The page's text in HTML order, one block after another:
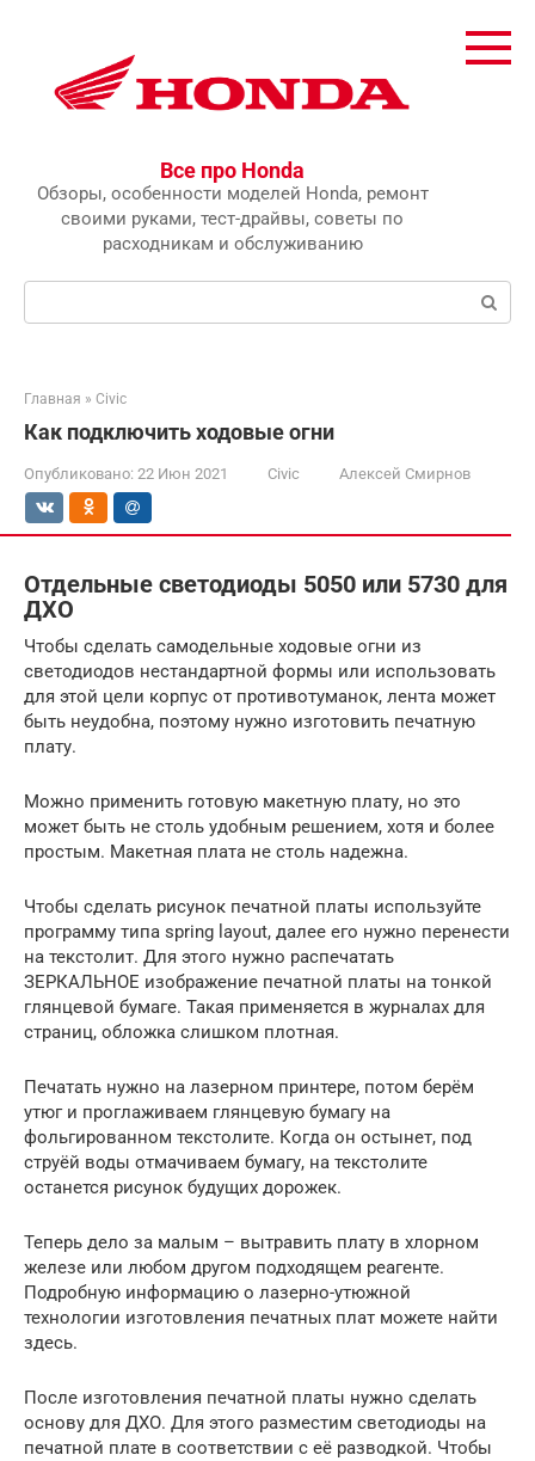
Все про Honda
Обзоры, особенности моделей Honda, ремонт
своими руками, тест-драйвы, советы по
расходникам и обслуживанию
Главная » Civic
Как подключить ходовые огни
Опубликовано: 22 Июн 2021 Civic Алексей Смирнов
Отдельные светодиоды 5050 или 5730 для
ДХО
Чтобы сделать самодельные ходовые огни из
светодиодов нестандартной формы или использовать
для этой цели корпус от противотуманок, лента может
быть неудобна, поэтому нужно изготовить печатную
плату.
Можно применить готовую макетную плату, но это
может быть не столь удобным решением, хотя и более
простым. Макетная плата не столь надежна.
Чтобы сделать рисунок печатной платы используйте
программу типа spring layout, далее его нужно перенести
на текстолит. Для этого нужно распечатать
ЗЕРКАЛЬНОЕ изображение печатной платы на тонкой
глянцевой бумаге. Такая применяется в журналах для
страниц, обложка слишком плотная.
Печатать нужно на лазерном принтере, потом берём
утюг и проглаживаем глянцевую бумагу на
фольгированном текстолите. Когда он остынет, под
струёй воды отмачиваем бумагу, на текстолите
останется рисунок будущих дорожек.
Теперь дело за малым – вытравить плату в хлорном
железе или любом другом подходящем реагенте.
Подробную информацию о лазерно-утюжной
технологии изготовления печатных плат можете найти
здесь.
После изготовления печатной платы нужно сделать
основу для ДХО. Для этого разместим светодиоды на
печатной плате в соответствии с её разводкой. Чтобы